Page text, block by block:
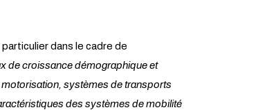
dans le cadre de
de croissance démographique et
systèmes de transports
des systèmes de mobilité